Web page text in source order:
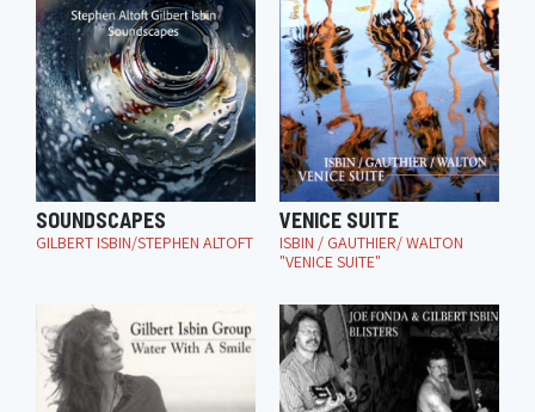
SOUNDSCAPES
GILBERT ISBIN/STEPHEN ALTOFT
VENICE SUITE
ISBIN / GAUTHIER/ WALTON
"VENICE SUITE"